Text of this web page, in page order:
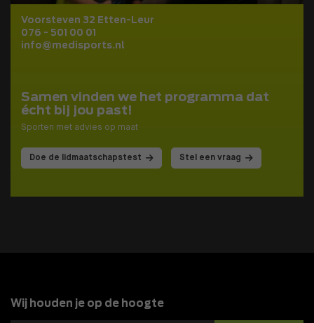
Voorsteven 32 Etten-Leur
076 - 501 00 01
info@medisports.nl
Samen vinden we het programma dat
écht bij jou past!
Sporten met advies op maat
Doe de lidmaatschapstest Stel een vraag
Wij houden je op de hoogte